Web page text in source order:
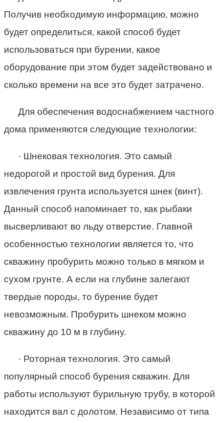
Получив необходимую информацию, можно
будет определиться, какой способ будет
использоваться при бурении, какое
оборудование при этом будет задействовано и
сколько времени на все это будет затрачено.
Для обеспечения водоснабжением частного
дома применяются следующие технологии:
· Шнековая технология. Это самый
недорогой и простой вид бурения. Для
извлечения грунта используется шнек (винт).
Данный способ напоминает то, как рыбаки
высверливают во льду отверстие. Главной
особенностью технологии является то, что
скважину пробурить можно только в мягком и
сухом грунте. А если на глубине залегают
твердые породы, то бурение будет
невозможным. Пробурить шнеком можно
скважину до 10 м в глубину.
· Роторная технология. Это самый
популярный способ бурения скважин. Для
работы используют бурильную трубу, в которой
находится вал с долотом. Независимо от типа